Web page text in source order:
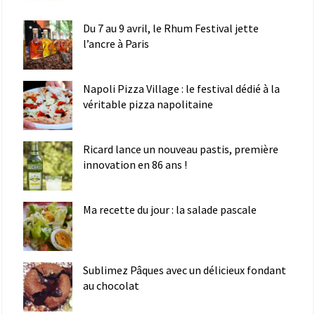
Du 7 au 9 avril, le Rhum Festival jette
l’ancre à Paris
Napoli Pizza Village : le festival dédié à la
véritable pizza napolitaine
Ricard lance un nouveau pastis, première
innovation en 86 ans !
Ma recette du jour : la salade pascale
Sublimez Pâques avec un délicieux fondant
au chocolat